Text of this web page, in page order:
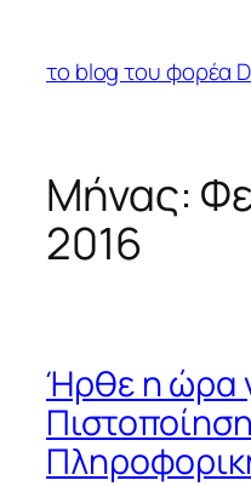
περιεχόμενο
το blog του φορέα
Μήνας:
2016
Ήρθε η ώρα
Πιστοποίηση